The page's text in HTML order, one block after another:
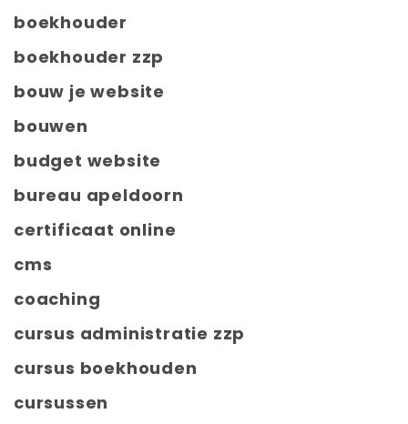
boekhouder
boekhouder zzp
bouw je website
bouwen
budget website
bureau apeldoorn
certificaat online
cms
coaching
cursus administratie zzp
cursus boekhouden
cursussen